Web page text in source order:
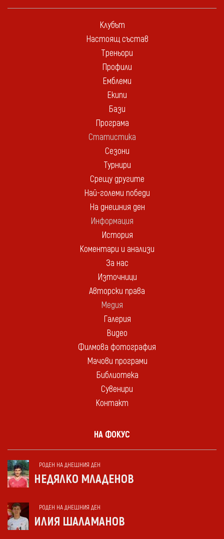
Клубът
Настоящ състав
Треньори
Профили
Емблеми
Екипи
Бази
Програма
Статистика
Сезони
Турнири
Срещу другите
Най-големи победи
На днешния ден
Информация
История
Коментари и анализи
За нас
Източници
Авторски права
Медия
Галерия
Видео
Филмова фотография
Мачови програми
Библиотека
Сувенири
Контакт
НА ФОКУС
РОДЕН НА ДНЕШНИЯ ДЕН
НЕДЯЛКО МЛАДЕНОВ
РОДЕН НА ДНЕШНИЯ ДЕН
ИЛИЯ ШАЛАМАНОВ